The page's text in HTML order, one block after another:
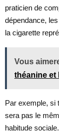
praticien de
dépendance,
la cigarette
Vous
théanine et
Par exemple, si
sera pas le
habitude